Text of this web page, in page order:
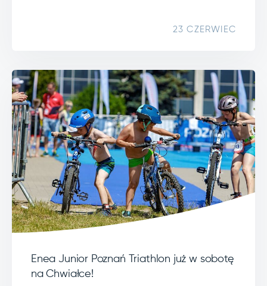
23 CZERWIEC
Enea Junior Poznań Triathlon już w sobotę
na Chwiałce!